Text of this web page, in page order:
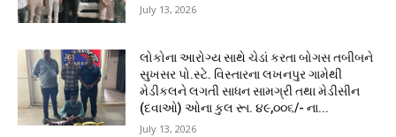
July 13, 2026
લોકોના આરોગ્ય સાથે ચેડાં કરતા બોગસ તબીબને
સુખસર પો.સ્ટે. વિસ્તારના લખનપુર ગામેથી
મેડીકલને લગતી સાધન સામગ્રી તથા મેડીસીન
(દવાઓ) ઓના કુલ રૂા. ૪૯,૦૦૬/- ના...
July 13, 2026